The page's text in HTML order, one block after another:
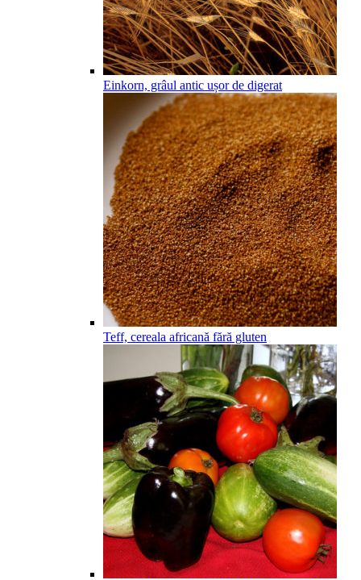
Einkorn, grâul antic ușor de digerat
Teff, cereala africană fără gluten